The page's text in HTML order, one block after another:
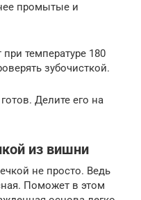
промытые и
температуре 180
зубочисткой.
Делите его на
из вишни
не просто. Ведь
Поможет в этом